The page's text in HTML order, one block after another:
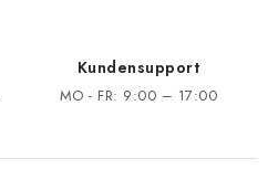
Kundensupport
MO - FR: 9:00 – 17:00